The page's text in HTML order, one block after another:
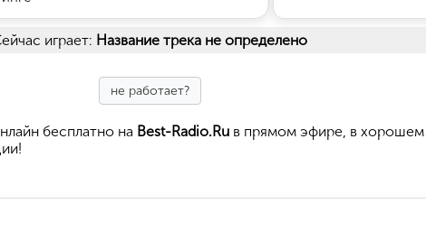
играет: Название трека не определено
не работает?
бесплатно на Best-Radio.Ru в прямом эфире, в хорошем